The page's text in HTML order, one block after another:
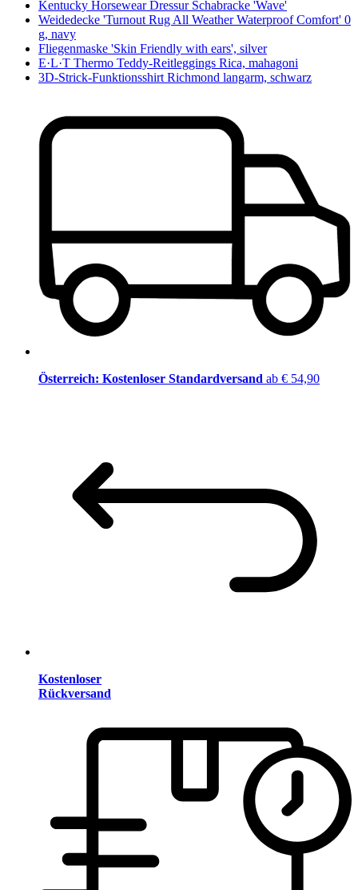
Kentucky Horsewear Dressur Schabracke 'Wave'
Weidedecke 'Turnout Rug All Weather Waterproof Comfort' 0
g, navy
Fliegenmaske 'Skin Friendly with ears', silver
E·L·T Thermo Teddy-Reitleggings Rica, mahagoni
3D-Strick-Funktionsshirt Richmond langarm, schwarz
Österreich: Kostenloser Standardversand ab € 54,90
Kostenloser
Rückversand